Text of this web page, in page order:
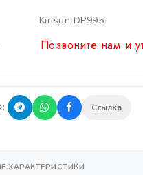
Kirisun DP995
Позвоните нам и
Ссылка
ХАРАКТЕРИСТИКИ